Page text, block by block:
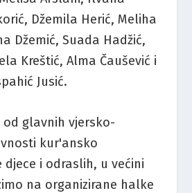
Džemila Herić, Meliha
Džemić, Suada Hadžić,
Kreštić, Alma Čaušević i
Jusić.
od glavnih vjersko-
kur'ansko
djece i odraslih, u većini
na organizirane halke